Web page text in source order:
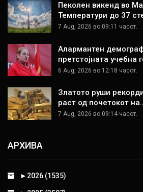
Пеколен викенд во
Температури до 37
7 Aug, 2026 во 09:11 часот.
Алармантен
претстојната учебна
6 Aug, 2026 во 12:18 часот.
Златото руши
раст од почетокот
7 Aug, 2026 во 09:14 часот.
АРХИВА
► 2026 (1535)